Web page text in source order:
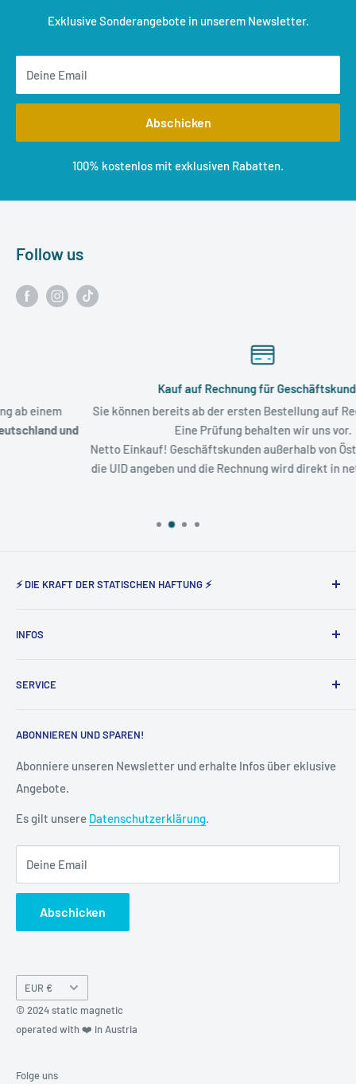
Exklusive Sonderangebote in unserem Newsletter.
Deine Email
Abschicken
100% kostenlos mit exklusiven Rabatten.
Follow us
Kauf auf Rechnung für Geschäftskunden
Sie können bereits ab der ersten Bestellung auf Rechnung zahlen.
Eine Prüfung behalten wir uns vor.
Netto Einkauf! Geschäftskunden außerhalb von Österreich können
die UID angeben und die Rechnung wird direkt in netto ausgestellt.
⚡ DIE KRAFT DER STATISCHEN HAFTUNG ⚡
Vertrieb der elektrostatisch haftenden Produkte von Tesla
INFOS
Impressum
Datenschutz
Cookie-Einstellungen
SERVICE
Vertrag widerrufen
Versand & Lieferung
Kontakt
FAQ
ABONNIEREN UND SPAREN!
Abonniere unseren Newsletter und erhalte Infos über eklusive
Angebote.
Es gilt unsere Datenschutzerklärung.
Deine Email
Abschicken
Währung
EUR €
© 2024 static magnetic
operated with ❤️ in Austria
Folge uns